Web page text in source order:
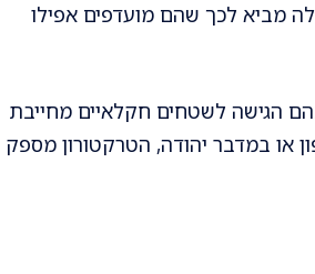
מביא לכך שהם מועדפים אפילו
הגישה לשטחים חקלאיים מחייבת
או במדבר יהודה, הטרקטורון מספק